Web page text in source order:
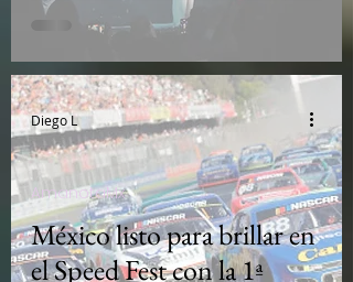
México listo para brillar en
el Speed Fest con la 1ª
AmanotaMx
Diego L